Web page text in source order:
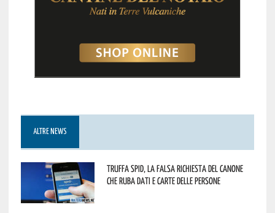
ALTRE NEWS
Truffa Spid, la falsa richiesta del canone
che ruba dati e carte delle persone